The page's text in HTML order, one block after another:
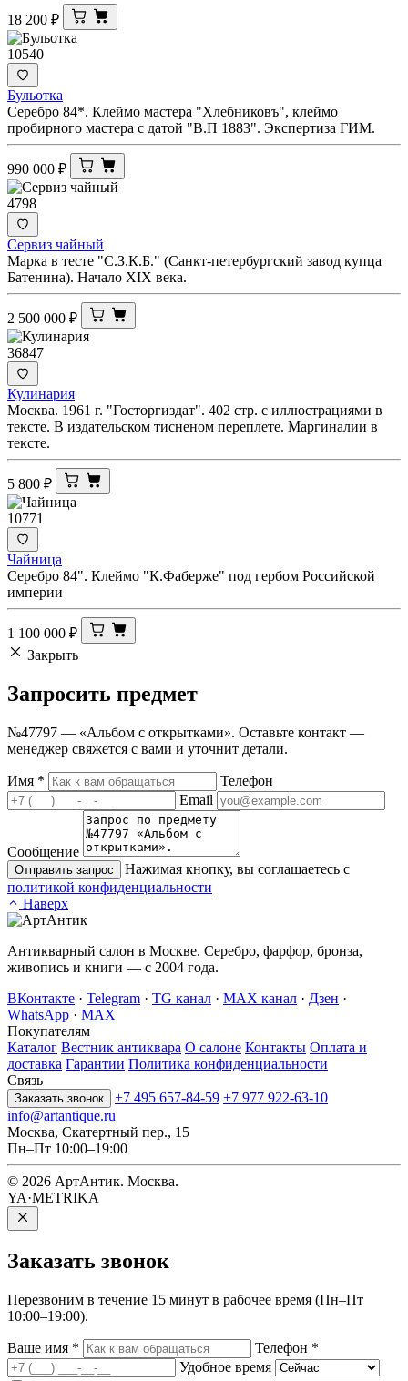
18 200 ₽
10540
Бульотка
Серебро 84*. Клеймо мастера "Хлебниковъ", клеймо
пробирного мастера с датой "В.П 1883". Экспертиза ГИМ.
990 000 ₽
4798
Сервиз чайный
Марка в тесте "С.З.К.Б." (Санкт-петербургский завод купца
Батенина). Начало XIX века.
2 500 000 ₽
36847
Кулинария
Москва. 1961 г. "Госторгиздат". 402 стр. с иллюстрациями в
тексте. В издательском тисненом переплете. Маргиналии в
тексте.
5 800 ₽
10771
Чайница
Серебро 84". Клеймо "К.Фаберже" под гербом Российской
империи
1 100 000 ₽
Закрыть
Запросить предмет
№47797 — «Альбом с открытками». Оставьте контакт —
менеджер свяжется с вами и уточнит детали.
Имя *
Телефон
Email
Сообщение
Отправить запрос
Нажимая кнопку, вы соглашаетесь с
политикой конфиденциальности
Наверх
Антикварный салон в Москве. Серебро, фарфор, бронза,
живопись и книги — с 2004 года.
ВКонтакте · Telegram · TG канал · MAX канал · Дзен ·
WhatsApp · MAX
Покупателям
Каталог Вестник антиквара О салоне Контакты Оплата и
доставка Гарантии Политика конфиденциальности
Связь
Заказать звонок +7 495 657-84-59 +7 977 922-63-10
info@artantique.ru
Москва, Скатертный пер., 15
Пн–Пт 10:00–19:00
© 2026 АртАнтик. Москва.
YA·METRIKA
Заказать звонок
Перезвоним в течение 15 минут в рабочее время (Пн–Пт
10:00–19:00).
Ваше имя * Телефон *
Удобное время